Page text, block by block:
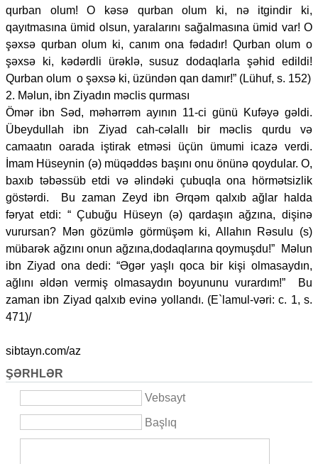
qurban olum! O kəsə qurban olum ki, nə itgindir ki,
qayıtmasına ümid olsun, yaralarını sağalmasına ümid var! O
şəxsə qurban olum ki, canım ona fədadır! Qurban olum o
şəxsə ki, kədərdli ürəklə, susuz dodaqlarla şəhid edildi!
Qurban olum o şəxsə ki, üzündən qan damır!” (Lühuf, s. 152)
2. Məlun, ibn Ziyadın məclis qurması
Ömər ibn Səd, məhərrəm ayının 11-ci günü Kufəyə gəldi.
Übeydullah ibn Ziyad cah-cəlallı bir məclis qurdu və
camaatın oarada iştirak etməsi üçün ümumi icazə verdi.
İmam Hüseynin (ə) müqəddəs başını onu önünə qoydular. O,
baxıb təbəssüb etdi və əlindəki çubuqla ona hörmətsizlik
göstərdi. Bu zaman Zeyd ibn Ərqəm qalxıb ağlar halda
fəryat etdi: “ Çubuğu Hüseyn (ə) qardaşın ağzına, dişinə
vurursan? Mən gözümlə görmüşəm ki, Allahın Rəsulu (s)
mübarək ağzını onun ağzına,dodaqlarına qoymuşdu!” Məlun
ibn Ziyad ona dedi: “Əgər yaşlı qoca bir kişi olmasaydın,
ağlını əldən vermiş olmasaydın boyununu vurardım!” Bu
zaman ibn Ziyad qalxıb evinə yollandı. (E`lamul-vəri: c. 1, s.
471)/
sibtayn.com/az
ŞƏRHLƏR
Vebsayt
Başlıq